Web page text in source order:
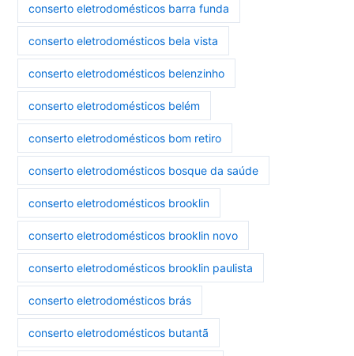
conserto eletrodomésticos barra funda
conserto eletrodomésticos bela vista
conserto eletrodomésticos belenzinho
conserto eletrodomésticos belém
conserto eletrodomésticos bom retiro
conserto eletrodomésticos bosque da saúde
conserto eletrodomésticos brooklin
conserto eletrodomésticos brooklin novo
conserto eletrodomésticos brooklin paulista
conserto eletrodomésticos brás
conserto eletrodomésticos butantã